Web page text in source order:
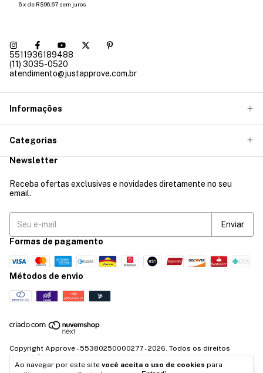
Ao navegar por este site você aceita o uso de cookies para
6x de R$96,67 sem juros
5511936189488
(11) 3035-0520
atendimento@justapprove.com.br
Informações
Categorias
Newsletter
Receba ofertas exclusivas e novidades diretamente no seu
email.
Formas de pagamento
Métodos de envio
Copyright Approve - 55380250000277 - 2026. Todos os direitos
reservados.